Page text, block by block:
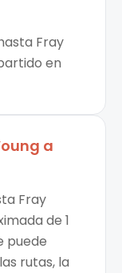
Fray
en
a
Fray
de 1
puede
rutas, la